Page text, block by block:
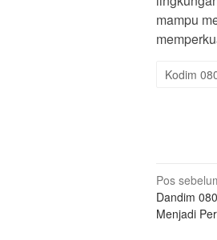
mampu
Kodim
pos
Pos
Dandim
Menjadi